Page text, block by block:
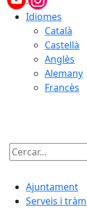
Idiomes
Català
Castellà
Anglès
Alemany
Francès
Cercar:
Ajuntament
Serveis i